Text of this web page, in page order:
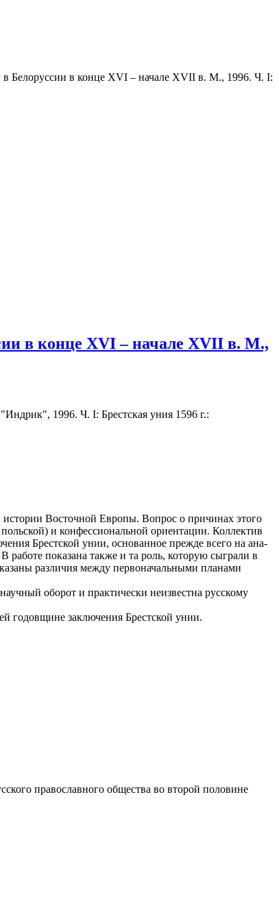
в Белоруссии в конце XVI – начале XVII в. М., 1996. Ч. I:
в конце XVI – начале XVII в. М.,
1996. Ч. I: Брестская уния 1596 г.:
истории Восточной Европы. Вопрос о причинах этого
и конфессиональ­ной ориентации. Коллектив
Брестской унии, основанное прежде всего на ана­
показана также и та роль, которую сыграли в
различия между перво­начальными планами
оборот и практически неизвестна русскому
годовщине заключения Брестской унии.
православного общества во второй половине